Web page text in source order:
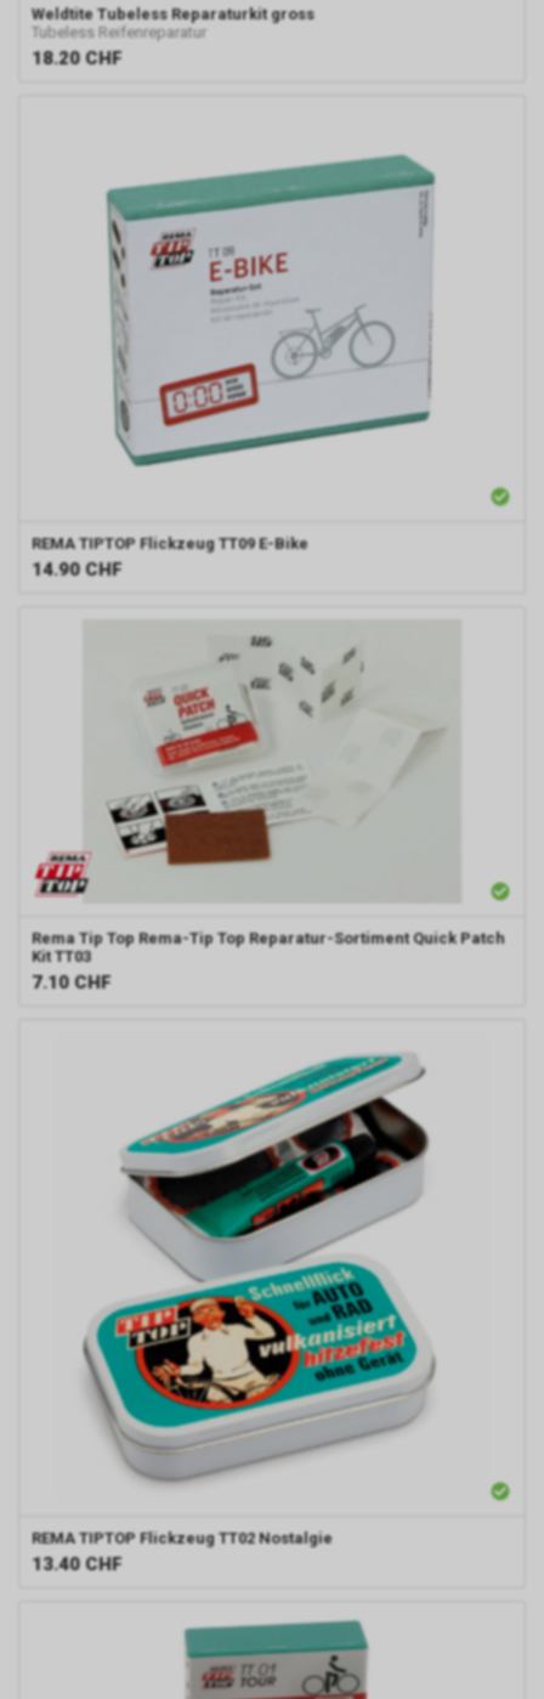
Weldtite Tubeless Reparaturkit gross
Tubeless Reifenreparatur
18.20 CHF
REMA TIPTOP Flickzeug TT09 E-Bike
14.90 CHF
Rema Tip Top Rema-Tip Top Reparatur-Sortiment Quick Patch
Kit TT03
7.10 CHF
REMA TIPTOP Flickzeug TT02 Nostalgie
13.40 CHF